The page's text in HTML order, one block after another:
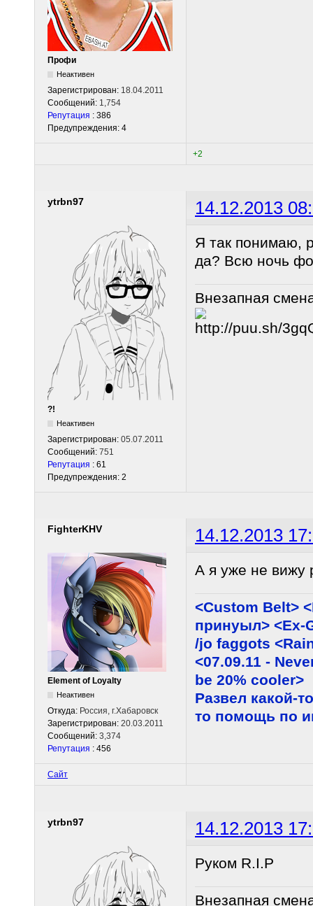
Профи
Неактивен
Зарегистрирован: 18.04.2011
Сообщений: 1,754
Репутация : 386
Предупреждения: 4
+2
ytrbn97 14.12.2013
?!
Неактивен
Зарегистрирован: 05.07.2011
Сообщений: 751
Репутация : 61
Предупреждения: 2
Я так понимаю,
да? Всю ночь
Внезапная
FighterKHV 14.12.2013
Element of Loyalty
Неактивен
Откуда: Россия, г.Хабаровск
Зарегистрирован: 20.03.2011
Сообщений: 3,374
Репутация : 456
А я уже не вижу
<Custom Belt>
принуыл> <Ex-
/jo faggots
<07.09.11 -
be 20% cooler>
Развел какой-
то помощь по
Сайт
ytrbn97 14.12.2013
Руком R.I.P
Внезапная